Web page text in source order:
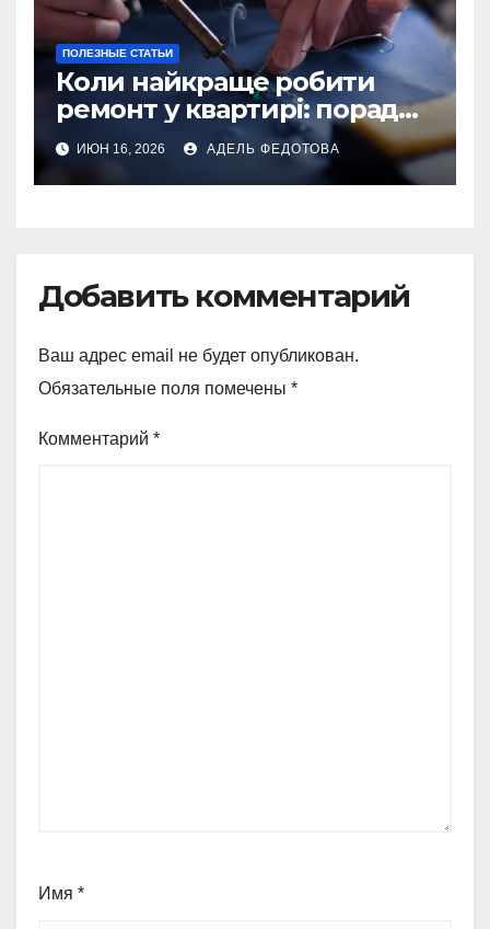
ПОЛЕЗНЫЕ СТАТЬИ
Коли найкраще робити
ремонт у квартирі: поради
та особливості 2026
ИЮН 16, 2026 АДЕЛЬ ФЕДОТОВА
Добавить комментарий
Ваш адрес email не будет опубликован.
Обязательные поля помечены *
Комментарий *
Имя *